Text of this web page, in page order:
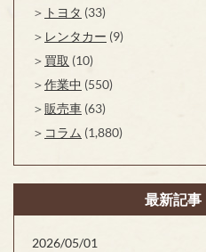
トヨタ (33)
レンタカー (9)
買取 (10)
作業中 (550)
販売車 (63)
コラム (1,880)
最新記事
2026/05/01